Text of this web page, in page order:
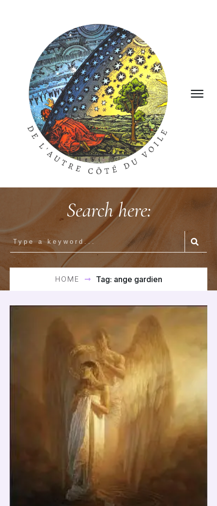
Search here:
HOME Tag: ange gardien